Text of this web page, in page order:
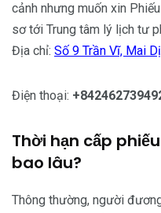
cảnh nhưng muốn xin
sơ tới Trung tâm lý lịch tư
Địa chỉ: Số 9 Trần Vĩ, Mai
Điện thoại:
Thời hạn cấp
bao lâu?
Thông thường, người